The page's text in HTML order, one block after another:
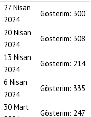
27 Nisan
2024
Gösterim: 300
20 Nisan
2024
Gösterim: 308
13 Nisan
2024
Gösterim: 214
6 Nisan
2024
Gösterim: 335
30 Mart
Gösterim: 247